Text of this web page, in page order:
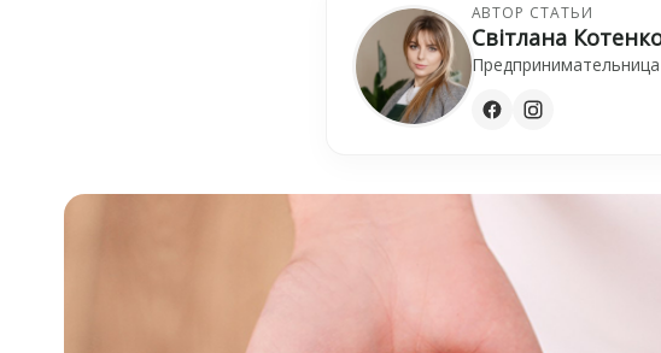
АВТОР СТАТЬИ
Світлана
Предпринимательница